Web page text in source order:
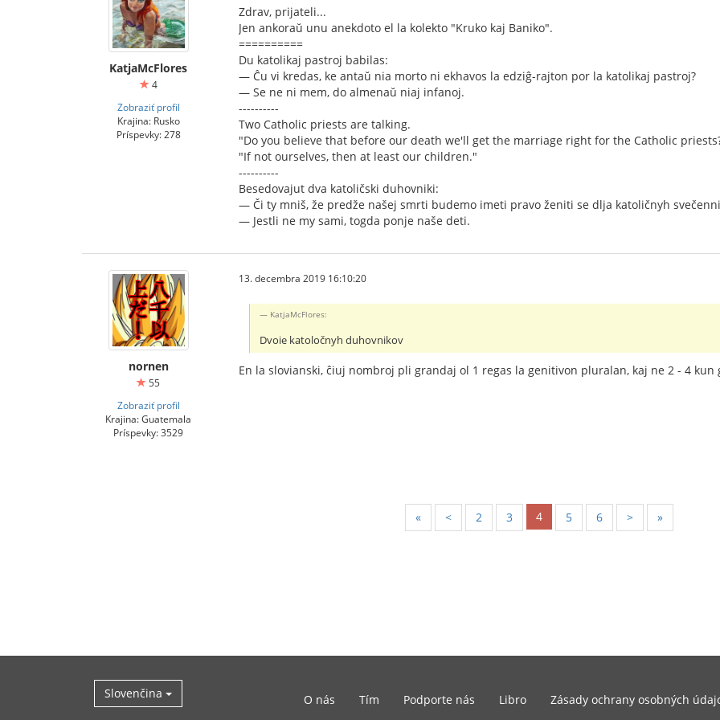
KatjaMcFlores
4
Zobraziť profil
Krajina: Rusko
Príspevky: 278
Zdrav, prijateli...
Jen ankoraŭ unu anekdoto el la kolekto "Kruko kaj Baniko".
==========
Du katolikaj pastroj babilas:
— Ĉu vi kredas, ke antaŭ nia morto ni ekhavos la edziĝ-rajton por la katolikaj pastroj?
— Se ne ni mem, do almenaŭ niaj infanoj.
----------
Two Catholic priests are talking.
"Do you believe that before our death we'll get the marriage right for the Catholic
"If not ourselves, then at least our children."
----------
Besedovajut dva katoličski duhovniki:
— Či ty mniš, že predže našej smrti budemo imeti pravo ženiti se dlja katoličnyh
— Jestli ne my sami, togda ponje naše deti.
nornen
55
Zobraziť profil
Krajina: Guatemala
Príspevky: 3529
13. decembra 2019 16:10:20
KatjaMcFlores:
Dvoie katoločnyh duhovnikov
En la slovianski, ĉiuj nombroj pli grandaj ol 1 regas la genitivon pluralan, kaj ne 2 - 4
« < 2 3 4 5 6 > »
Slovenčina O nás Tím Podporte nás Libro Zásady ochrany osobných